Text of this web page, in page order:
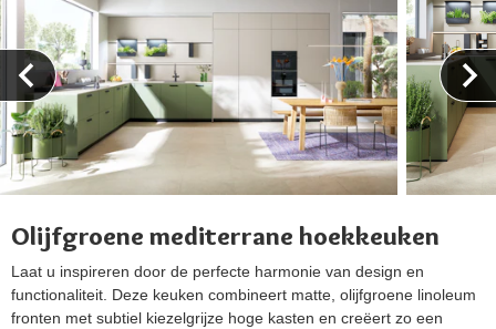
Olijfgroene mediterrane hoekkeuken
Laat u inspireren door de perfecte harmonie van design en
functionaliteit. Deze keuken combineert matte, olijfgroene linoleum
fronten met subtiel kiezelgrijze hoge kasten en creëert zo een